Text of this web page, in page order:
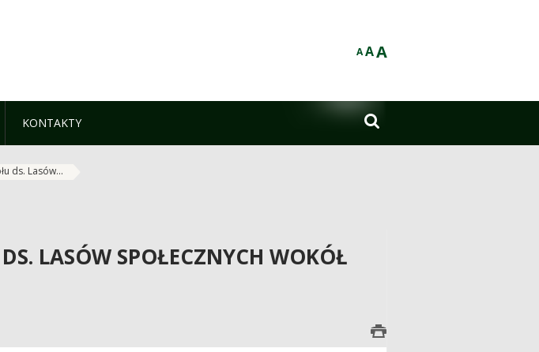
AAA
KONTAKTY 
ds. Lasów...
LASÓW SPOŁECZNYCH WOKÓŁ